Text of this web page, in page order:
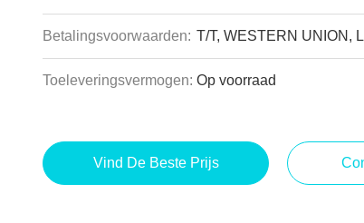
Betalingsvoorwaarden: T/T, WESTERN UNION,
Toeleveringsvermogen: Op voorraad
Vind De Beste Prijs